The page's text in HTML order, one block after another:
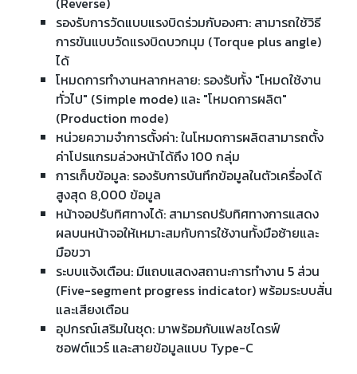
รองรับการวัดแบบแรงบิดร่วมกับองศา: สามารถใช้วิธี
การขันแบบวัดแรงบิดบวกมุม (Torque plus angle)
ได้
โหมดการทำงานหลากหลาย: รองรับทั้ง "โหมดใช้งาน
ทั่วไป" (Simple mode) และ "โหมดการผลิต"
(Production mode)
หน่วยความจำการตั้งค่า: ในโหมดการผลิตสามารถตั้ง
ค่าโปรแกรมล่วงหน้าได้ถึง 100 กลุ่ม
การเก็บข้อมูล: รองรับการบันทึกข้อมูลในตัวเครื่องได้
สูงสุด 8,000 ข้อมูล
หน้าจอปรับทิศทางได้: สามารถปรับทิศทางการแสดง
ผลบนหน้าจอให้เหมาะสมกับการใช้งานทั้งมือซ้ายและ
มือขวา
ระบบแจ้งเตือน: มีแถบแสดงสถานะการทำงาน 5 ส่วน
(Five-segment progress indicator) พร้อมระบบสั่น
และเสียงเตือน
อุปกรณ์เสริมในชุด: มาพร้อมกับแฟลชไดรฟ์
ซอฟต์แวร์ และสายข้อมูลแบบ Type-C